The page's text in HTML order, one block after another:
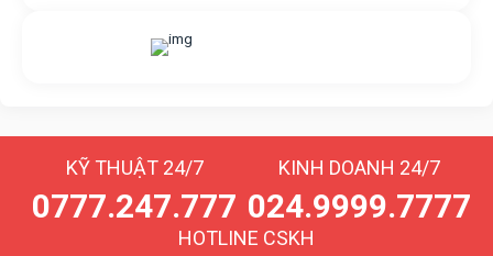
KỸ THUẬT 24/7
0777.247.777
KINH DOANH 24/7
024.9999.7777
HOTLINE CSKH